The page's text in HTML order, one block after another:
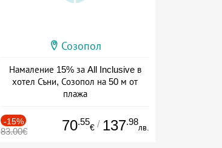
Созопол
Намаление 15% за All Inclusive в
хотел Съни, Созопол на 50 м от
плажа
-15%
83.00€ 70.55
€ / 137.98
лв.